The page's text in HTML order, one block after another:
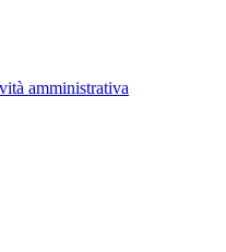
amministrativa